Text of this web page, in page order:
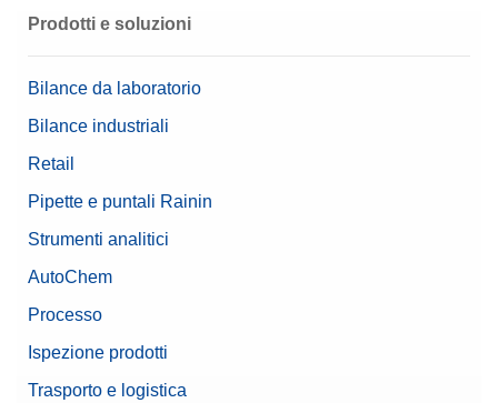
Prodotti e soluzioni
Bilance da laboratorio
Bilance industriali
Retail
Pipette e puntali Rainin
Strumenti analitici
AutoChem
Processo
Ispezione prodotti
Trasporto e logistica